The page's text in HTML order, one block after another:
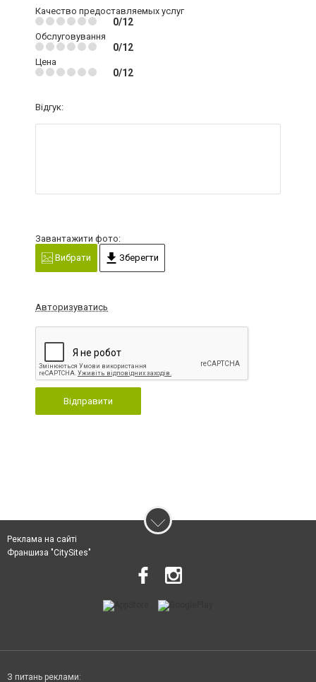
Качество предоставляемых услуг
0/12
Обслуговування
0/12
Цена
0/12
Відгук:
Завантажити фото:
Вибрати
Зберегти
Авторизуватись
Відправити
Реклама на сайті
Франшиза "CitySites"
З питань реклами: